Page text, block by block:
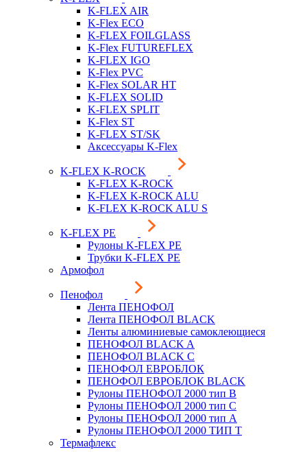
K-FLEX AIR
K-Flex ECO
K-FLEX FOILGLASS
K-Flex FUTUREFLEX
K-FLEX IGO
K-Flex PVC
K-Flex SOLAR HT
K-FLEX SOLID
K-FLEX SPLIT
K-Flex ST
K-FLEX ST/SK
Аксессуары K-Flex
K-FLEX K-ROCK
K-FLEX K-ROCK
K-FLEX K-ROCK ALU
K-FLEX K-ROCK ALU S
K-FLEX PE
Рулоны K-FLEX PE
Трубки K-FLEX PE
Армофол
Пенофол
Лента ПЕНОФОЛ
Лента ПЕНОФОЛ BLACK
Ленты алюминиевые самоклеющиеся
ПЕНОФОЛ BLACK A
ПЕНОФОЛ BLACK С
ПЕНОФОЛ ЕВРОБЛОК
ПЕНОФОЛ ЕВРОБЛОК BLACK
Рулоны ПЕНОФОЛ 2000 тип B
Рулоны ПЕНОФОЛ 2000 тип C
Рулоны ПЕНОФОЛ 2000 тип А
Рулоны ПЕНОФОЛ 2000 ТИП Т
Термафлекс